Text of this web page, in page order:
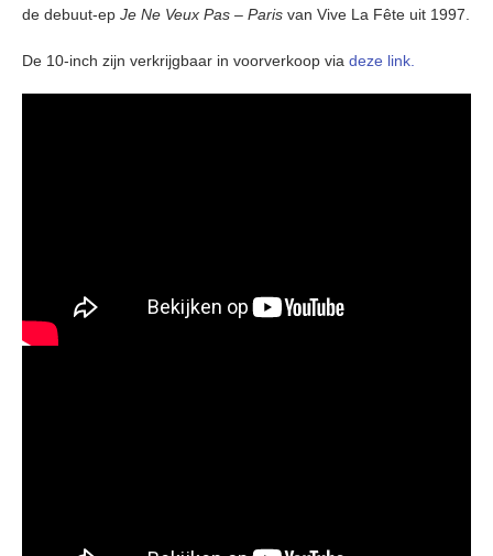
de debuut-ep Je Ne Veux Pas – Paris van Vive La Fête uit 1997.
De 10-inch zijn verkrijgbaar in voorverkoop via deze link.